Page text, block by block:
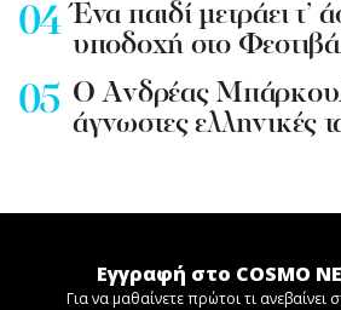
Ένα παιδί μετράει τ’
υποδοχή στο
Ο Ανδρέας
άγνωστες ελληνικές
Εγγραφή στο COSMO
Για να μαθαίνετε πρώτοι τι